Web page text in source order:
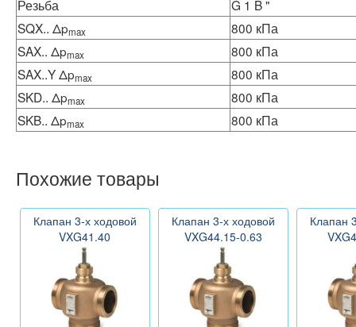
Резьба
G 1 B "
SQX.. Δpmax
800 кПа
SAX.. Δpmax
800 кПа
SAX..Y Δpmax
800 кПа
SKD.. Δpmax
800 кПа
SKB.. Δpmax 800 кПа
Похожие товары
Клапан 3-х ходовой
VXG41.40
Клапан 3-х ходовой
VXG44.15-0.63
Клапан